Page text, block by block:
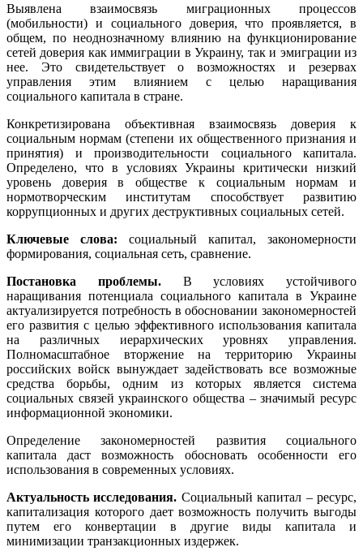
Выявлена взаимосвязь миграционных процессов
(мобильности) и социального доверия, что проявляется, в
общем, по неоднозначному влиянию на функционирование
сетей доверия как иммиграции в Украину, так и эмиграции из
нее. Это свидетельствует о возможностях и резервах
управления этим влиянием с целью наращивания
социального капитала в стране.
Конкретизирована объективная взаимосвязь доверия к
социальным нормам (степени их общественного признания и
принятия) и производительности социального капитала.
Определено, что в условиях Украины критически низкий
уровень доверия в обществе к социальным нормам и
нормотворческим институтам способствует развитию
коррупционных и других деструктивных социальных сетей.
Ключевые слова: социальный капитал, закономерности
формирования, социальная сеть, сравнение.
Постановка проблемы.В условиях устойчивого
наращивания потенциала социального капитала в Украине
актуализируется потребность в обосновании закономерностей
его развития с целью эффективного использования капитала
на различных иерархических уровнях управления.
Полномасштабное вторжение на территорию Украины
российских войск вынуждает задействовать все возможные
средства борьбы, одним из которых является система
социальных связей украинского общества – значимый ресурс
информационной экономики.
Определение закономерностей развития социального
капитала даст возможность обосновать особенности его
использования в современных условиях.
Актуальность исследования. Социальный капитал – ресурс,
капитализация которого дает возможность получить выгоды
путем его конвертации в другие виды капитала и
минимизации транзакционных издержек.